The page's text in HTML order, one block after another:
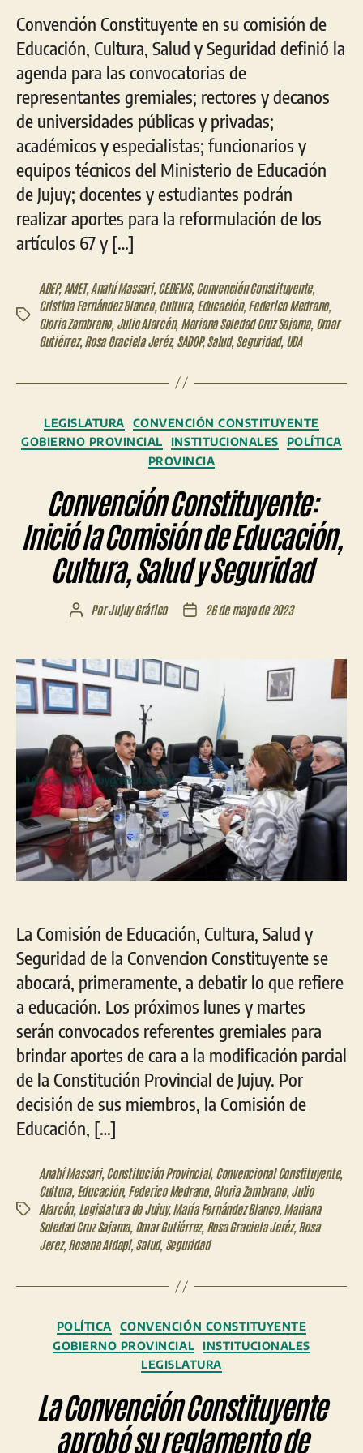
Convención Constituyente en su comisión de
Educación, Cultura, Salud y Seguridad definió la
agenda para las convocatorias de
representantes gremiales; rectores y decanos
de universidades públicas y privadas;
académicos y especialistas; funcionarios y
equipos técnicos del Ministerio de Educación
de Jujuy; docentes y estudiantes podrán
realizar aportes para la reformulación de los
artículos 67 y […]
Etiquetas
ADEP, AMET, Anahí Massari, CEDEMS, Convención Constituyente,
Cristina Fernández Blanco, Cultura, Educación, Federico Medrano,
Gloria Zambrano, Julio Alarcón, Mariana Soledad Cruz Sajama, Omar
Gutiérrez, Rosa Graciela Jeréz, SADOP,Salud, Seguridad, UDA
Categorías
LEGISLATURA
CONVENCIÓN CONSTITUYENTE
GOBIERNO PROVINCIAL
INSTITUCIONALES
POLÍTICA
PROVINCIA
Convención Constituyente:
Inició la Comisión de Educación,
Cultura, Salud y Seguridad
Autor
entrada
PorJujuy Gráfico
Fecha
entrada
26 de mayo de 2023
La Comisión de Educación, Cultura, Salud y
Seguridad de la Convencion Constituyente se
abocará, primeramente, a debatir lo que refiere
a educación. Los próximos lunes y martes
serán convocados referentes gremiales para
brindar aportes de cara a la modificación parcial
de la Constitución Provincial de Jujuy. Por
decisión de sus miembros, la Comisión de
Educación, […]
Etiquetas
Anahí Massari, Constitución Provincial, Convencional Constituyente,
Cultura, Educación, Federico Medrano, Gloria Zambrano, Julio
Alarcón, Legislatura de Jujuy,María Fernández Blanco, Mariana
Soledad Cruz Sajama, Omar Gutiérrez, Rosa Graciela Jeréz, Rosa
Jerez, Rosana Aldapi, Salud, Seguridad
Categorías
POLÍTICA
CONVENCIÓN CONSTITUYENTE
GOBIERNO PROVINCIAL
INSTITUCIONALES
LEGISLATURA
La Convención Constituyente
aprobó su reglamento de